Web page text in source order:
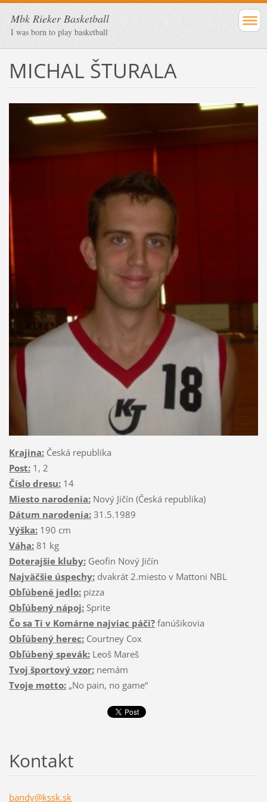
Mbk Rieker Basketball
I was born to play basketball
MICHAL ŠTURALA
Krajina:Česká republika
Post:1, 2
Číslo dresu:14
Miesto narodenia:Nový Jičín (Česká republika)
Dátum narodenia:31.5.1989
Výška:190 cm
Váha:81 kg
Doterajšie kluby:Geofin Nový Jičín
Najväčšie úspechy:dvakrát 2.miesto v Mattoni NBL
Obľúbené jedlo:pizza
Obľúbený nápoj:Sprite
Čo sa Ti v Komárne najviac páči?fanúšikovia
Obľúbený herec:Courtney Cox
Obľúbený spevák:Leoš Mareš
Tvoj športový vzor:nemám
Tvoje motto:„No pain, no game“
Kontakt
bandy@kssk.sk